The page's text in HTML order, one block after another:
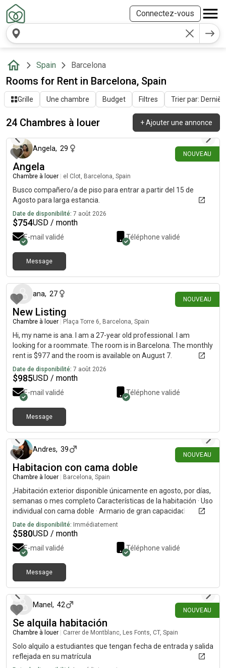
Connectez-vous
Spain Barcelona
Rooms for Rent in Barcelona, Spain
Grille Une chambre Budget Filtres Trier par:
24 Chambres à louer +Ajouter une annonce
NOUVEAU
il y a environ 8 heures
Angela, 29
Angela
Chambre à louer el Clot, Barcelona, Spain
Busco compañero/a de piso para entrar a partir del 15 de
Agosto para larga estancia.
Date de disponibilité: 7 août 2026
$754USD / month
E-mail validé Téléphone validé
Message
NOUVEAU
ana, 27
New Listing
Chambre à louer Plaça Torre 6, Barcelona, Spain
Hi, my name is ana. I am a 27-year old professional. I am
looking for a roommate. The room is in Barcelona. The monthly
rent is $977 and the room is available on August 7.
Date de disponibilité: 7 août 2026
$985USD / month
E-mail validé Téléphone validé
Message
NOUVEAU
Andres, 39
Habitacion con cama doble
Chambre à louer Barcelona, Spain
,Habitación exterior disponible únicamente en agosto, por días,
semanas o mes completo Características de la habitación · Uso
individual con cama doble · Armario de gran capacidad·
Ventana al exterior que proporciona iluminación natural directa
y ventilación Disponibilidad y tipo de alquiler · Periodo: solo
agosto.· Modalidades: alquiler por días, por semanas o mes
completo.Mes:· Precio mensual para uso individual: 500 €.·
Precio mensual para uso en pareja: 800 €. Semanas:Precio por
7 días uso individual: 170Precio por 7 días uso en pareja: 250
Días:Precio por una noche uso individual: 25Precio por una
completos, equipados con ducha compartidos con el resto de
residentes.· Cocina independiente de grandes dimensiones,
con mobiliario alto y bajo con electrodomésticos.· Salón amplio
con capacidad para varios puestos, conexión visual o acceso
directo a terraza.· Terraza exterior, apta para uso como
comedor de verano o zona de descanso. Condiciones
generales · Gastos de suministros (agua, electricidad, internet)
Date de disponibilité: Immédiatement
$580USD / month
E-mail validé Téléphone validé
Message
NOUVEAU
Manel , 42
Se alquila habitación
Chambre à louer Carrer de Montblanc, Les Fonts, CT, Spain
Solo alquilo a estudiantes que tengan fecha de entrada y salida
reflejada en su matrícula